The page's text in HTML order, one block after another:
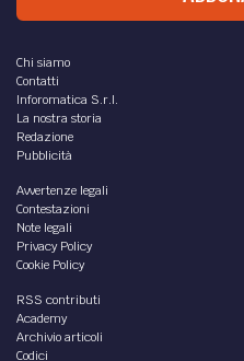
Chi siamo
Contatti
Inforomatica S.r.l.
La nostra storia
Redazione
Pubblicità
Avvertenze legali
Contestazioni
Note legali
Privacy Policy
Cookie Policy
RSS contributi
Academy
Archivio articoli
Codici